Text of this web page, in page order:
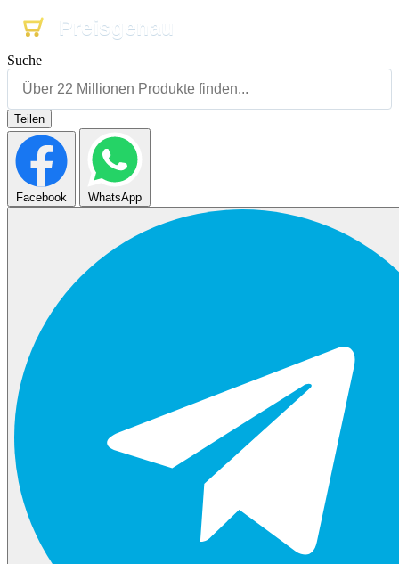
Preisgenau
Preisgenau
Preisgenau
Suche
Teilen
Facebook WhatsApp